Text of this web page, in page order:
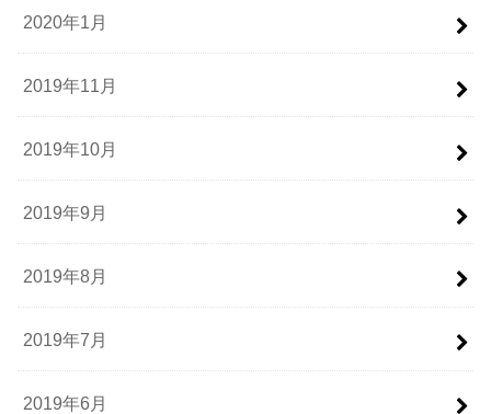
2020年1月
2019年11月
2019年10月
2019年9月
2019年8月
2019年7月
2019年6月